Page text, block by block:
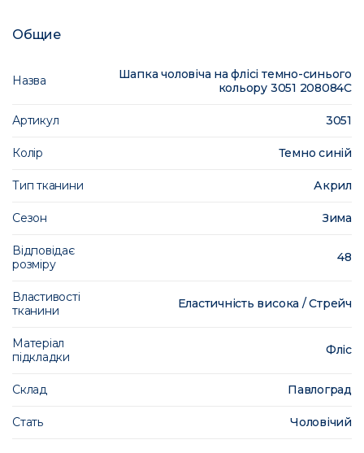
Общие
Назва
Шапка чоловіча на флісі темно-синього
кольору 3051 208084C
Артикул 3051
Колір Темно синій
Тип тканини Акрил
Сезон Зима
Відповідає
розміру
48
Властивості
тканини
Еластичність висока / Стрейч
Матеріал
підкладки
Фліс
Склад Павлоград
Стать Чоловічий